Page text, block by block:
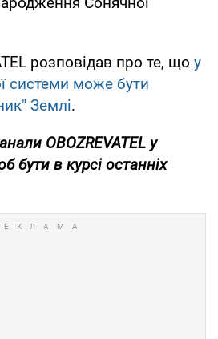
розповідав про те, що у
системи може бути
Землі.
OBOZREVATEL у
бути в курсі останніх